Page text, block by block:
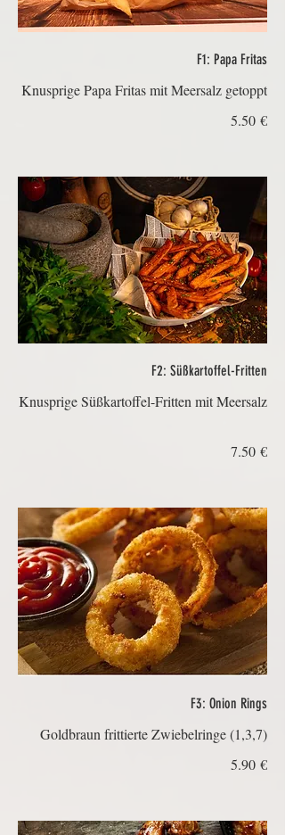
F1: Papa Fritas
Knusprige Papa Fritas mit Meersalz getoppt
‏5.50 €
F2: Süßkartoffel-Fritten
‏7.50 €
F3: Onion Rings
Goldbraun frittierte Zwiebelringe (1,3,7)
‏5.90 €